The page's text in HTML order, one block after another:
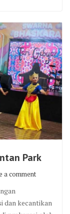
Park
a comment
dan kecantikan